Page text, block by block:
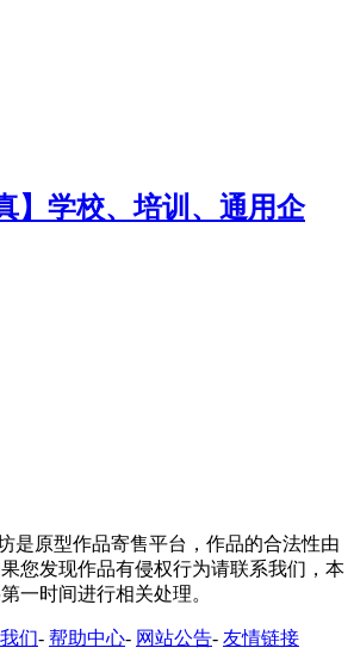
】学校、培训、通用企
是原型作品寄售平台，作品的合法性由
您发现作品有侵权行为请联系我们，本
一时间进行相关处理。
们- 帮助中心- 网站公告- 友情链接